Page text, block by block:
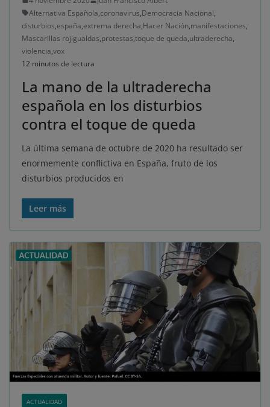
Alternativa Española,coronavirus,Democracia Nacional,
disturbios,españa,extrema derecha,Hacer Nación,manifestaciones,
Mascarillas rojigualdas,protestas,toque de queda,ultraderecha,
violencia,vox
12 minutos de lectura
La mano de la ultraderecha
española en los disturbios
contra el toque de queda
La última semana de octubre de 2020 ha resultado ser
enormemente conflictiva en España, fruto de los
disturbios producidos en
Leer más
ACTUALIDAD